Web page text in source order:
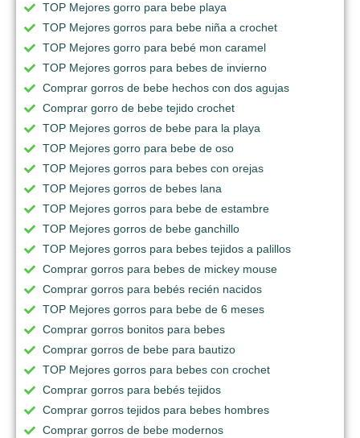
TOP Mejores gorro para bebe playa
TOP Mejores gorros para bebe niña a crochet
TOP Mejores gorro para bebé mon caramel
TOP Mejores gorros para bebes de invierno
Comprar gorros de bebe hechos con dos agujas
Comprar gorro de bebe tejido crochet
TOP Mejores gorros de bebe para la playa
TOP Mejores gorro para bebe de oso
TOP Mejores gorros para bebes con orejas
TOP Mejores gorros de bebes lana
TOP Mejores gorros para bebe de estambre
TOP Mejores gorros de bebe ganchillo
TOP Mejores gorros para bebes tejidos a palillos
Comprar gorros para bebes de mickey mouse
Comprar gorros para bebés recién nacidos
TOP Mejores gorros para bebe de 6 meses
Comprar gorros bonitos para bebes
Comprar gorros de bebe para bautizo
TOP Mejores gorros para bebes con crochet
Comprar gorros para bebés tejidos
Comprar gorros tejidos para bebes hombres
Comprar gorros de bebe modernos